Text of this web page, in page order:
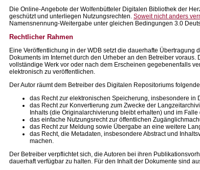
Die Online-Angebote der Wolfenbütteler Digitalen Bibliothek der
geschützt und unterliegen Nutzungsrechten. Soweit nicht anders
Namensnennung-Weitergabe unter gleichen Bedingungen 3.0
Rechtlicher Rahmen
Eine Veröffentlichung in der WDB setzt die dauerhafte
Dokuments im Internet durch den Urheber an den Betreiber
vollständige Werk vor oder nach dem Erscheinen gegebenenfalls
elektronisch zu veröffentlichen.
Der Autor räumt dem Betreiber des Digitalen Repositoriums
das Recht zur elektronischen Speicherung, insbesondere in
das Recht zur Konvertierung zum Zwecke der
Inhalts (die Originalarchivierung bleibt erhalten) und im Falle
das einfache Nutzungsrecht zur öffentlichen
das Recht zur Meldung sowie Übergabe an eine weitere
das Recht, die Metadaten, insbesondere Abstract und
machen.
Der Betreiber verpflichtet sich, die Autoren bei ihren
dauerhaft verfügbar zu halten. Für den Inhalt der Dokumente sind